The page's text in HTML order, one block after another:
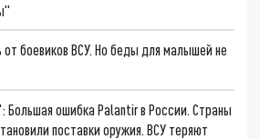
боевиков ВСУ. Но беды для малышей не
Большая ошибка Palantir в России. Страны
поставки оружия. ВСУ теряют